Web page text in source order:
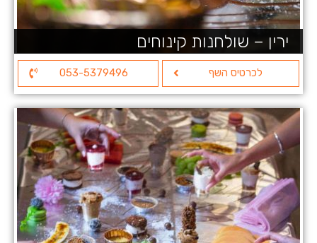
ירין – שולחנות קינוחים
לכרטיס השף 053-5379496